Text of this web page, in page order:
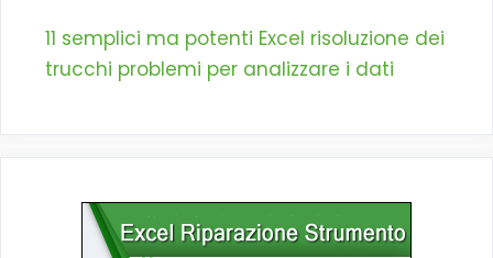
11 semplici ma potenti Excel risoluzione dei
trucchi problemi per analizzare i dati